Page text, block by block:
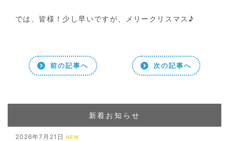
では、皆様！少し早いですが、メリークリスマス♪
前の記事へ 次の記事へ
新着お知らせ
2026年7月21日 NEW